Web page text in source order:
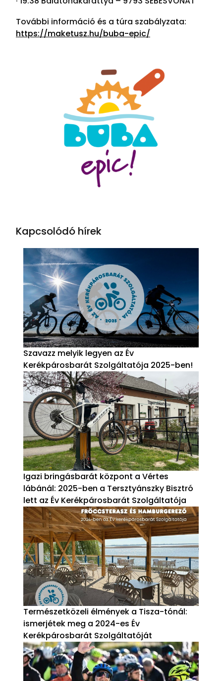
További információ és a túra szabályzata:
https://maketusz.hu/buba-epic/
Kapcsolódó hírek
Szavazz melyik legyen az Év
Kerékpárosbarát Szolgáltatója 2025-ben!
Igazi bringásbarát központ a Vértes
lábánál: 2025-ben a Tersztyánszky Bisztró
lett az Év Kerékpárosbarát Szolgáltatója
Természetközeli élmények a Tisza-tónál:
ismerjétek meg a 2024-es Év
Kerékpárosbarát Szolgáltatóját